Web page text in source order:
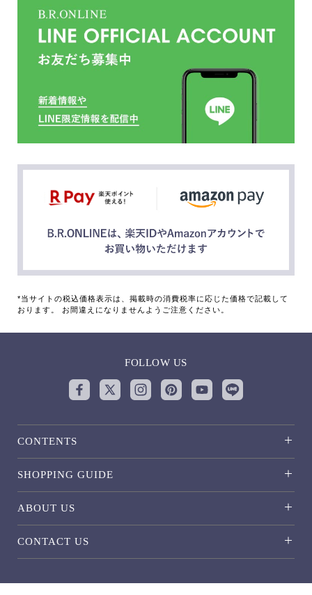
*当サイトの税込価格表示は、掲載時の消費税率に応じた価格で記載して
おります。 お間違えになりませんようご注意ください。
FOLLOW US
CONTENTS
SHOPPING GUIDE
ABOUT US
CONTACT US